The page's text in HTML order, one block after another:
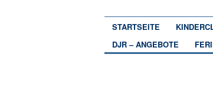
STARTSEITE
DJR – ANGEBOTE